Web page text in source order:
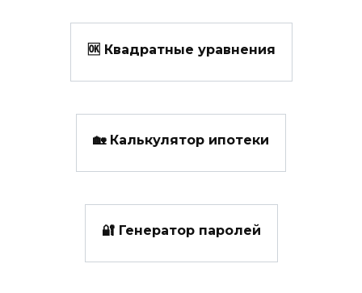
🆗 Квадратные уравнения
🏡 Калькулятор ипотеки
🔐 Генератор паролей